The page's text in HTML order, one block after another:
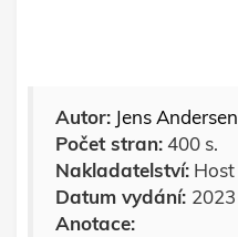
Autor: Jens Andersen
Počet stran:400 s.
Nakladatelství: Host
Datum vydání: 2023
Anotace: